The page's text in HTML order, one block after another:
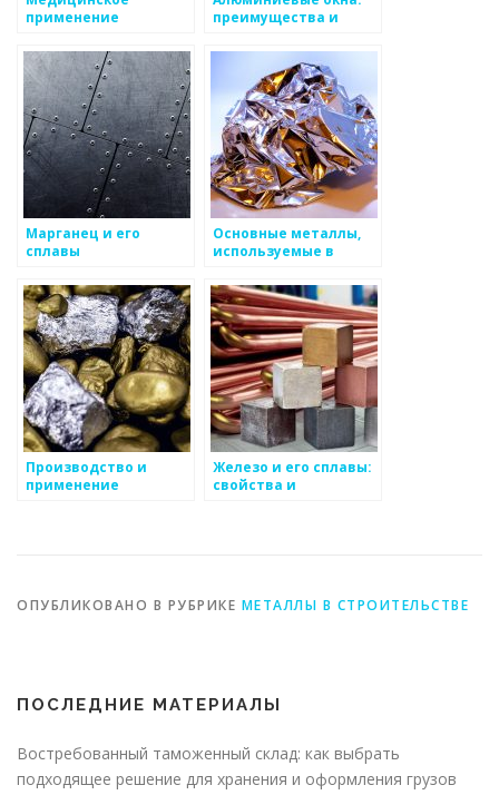
применение
промышленности
преимущества и
Марганец и его
сплавы
Основные металлы,
используемые в
Производство и
применение
Железо и его сплавы:
свойства и
ОПУБЛИКОВАНО В РУБРИКЕ МЕТАЛЛЫ В СТРОИТЕЛЬСТВЕ
ПОСЛЕДНИЕ МАТЕРИАЛЫ
Востребованный таможенный склад: как выбрать
подходящее решение для хранения и оформления грузов